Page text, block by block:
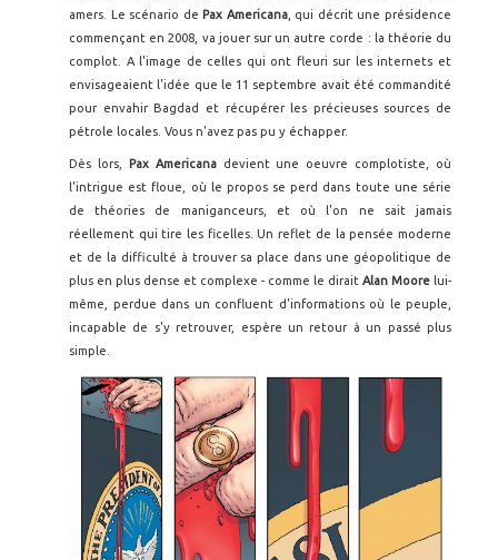
amers. Le scénario de Pax Americana, qui décrit une présidence
commençant en 2008, va jouer sur un autre corde : la théorie du
complot. A l'image de celles qui ont fleuri sur les internets et
envisageaient l'idée que le 11 septembre avait été commandité
pour envahir Bagdad et récupérer les précieuses sources de
pétrole locales. Vous n'avez pas pu y échapper.
Dès lors, Pax Americanadevient une oeuvre complotiste, où
l'intrigue est floue, où le propos se perd dans toute une série
de théories de maniganceurs, et où l'on ne sait jamais
réellement qui tire les ficelles. Un reflet de la pensée moderne
et de la difficulté à trouver sa place dans une géopolitique de
plus en plus dense et complexe - comme le dirait Alan Moore lui-
même, perdue dans un confluent d'informations où le peuple,
incapable de s'y retrouver, espère un retour à un passé plus
simple.